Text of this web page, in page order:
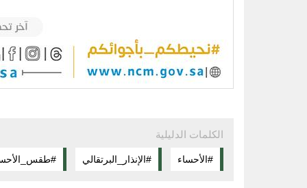
الكلمات الدليلية
#الإنذار_البرتقالي